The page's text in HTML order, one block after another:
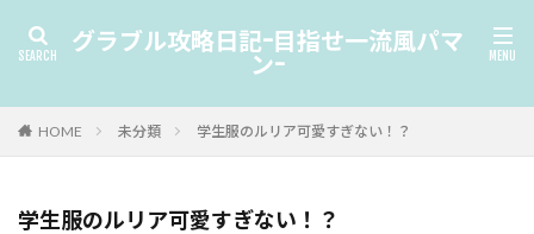
グラブル攻略日記-目指せ一流風パマ
ン-
HOME 未分類 学生服のルリア可愛すぎない！？
学生服のルリア可愛すぎない！？